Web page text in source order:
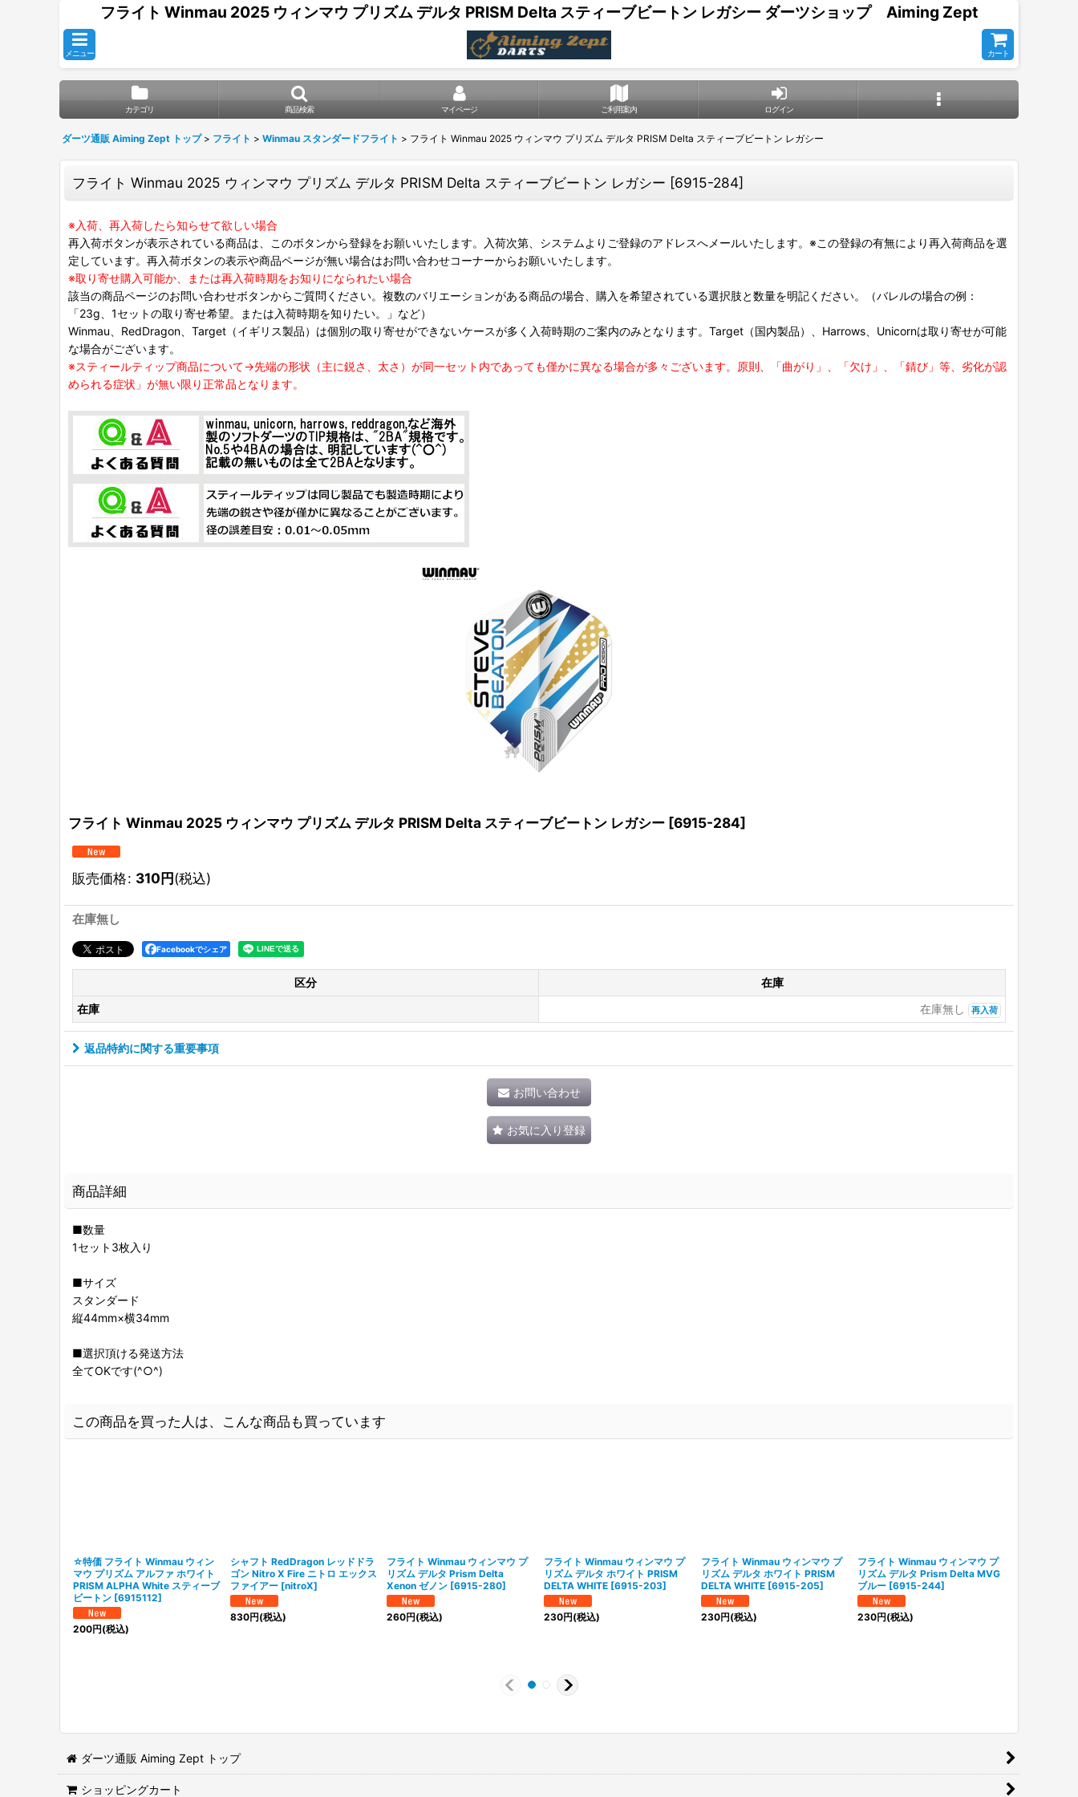
フライト Winmau 2025 ウィンマウ プリズム デルタ PRISM Delta スティーブビートン レガシー ダーツショップ Aiming Zept
メニュー カート
カテゴリ 商品検索 マイページ ご利用案内 ログイン
ダーツ通販 Aiming Zept トップ > フライト > Winmau スタンダードフライト > フライト Winmau 2025 ウィンマウ プリズム デルタ PRISM Delta スティーブビートン レガシー
フライト Winmau 2025 ウィンマウ プリズム デルタ PRISM Delta スティーブビートン レガシー [6915-284]
※入荷、再入荷したら知らせて欲しい場合
再入荷ボタンが表示されている商品は、このボタンから登録をお願いいたします。入荷次第、システムよりご登録のアドレスへメールいたします。※この登録の有無により再入荷商品を選
定しています。再入荷ボタンの表示や商品ページが無い場合はお問い合わせコーナーからお願いいたします。
※取り寄せ購入可能か、または再入荷時期をお知りになられたい場合
該当の商品ページのお問い合わせボタンからご質問ください。複数のバリエーションがある商品の場合、購入を希望されている選択肢と数量を明記ください。（バレルの場合の例：
「23g、1セットの取り寄せ希望。または入荷時期を知りたい。」など）
Winmau、RedDragon、Target（イギリス製品）は個別の取り寄せができないケースが多く入荷時期のご案内のみとなります。Target（国内製品）、Harrows、Unicornは取り寄せが可能
な場合がございます。
※スティールティップ商品について→先端の形状（主に鋭さ、太さ）が同一セット内であっても僅かに異なる場合が多々ございます。原則、「曲がり」、「欠け」、「錆び」等、劣化が認
められる症状」が無い限り正常品となります。
フライト Winmau 2025 ウィンマウ プリズム デルタ PRISM Delta スティーブビートン レガシー [6915-284]
販売価格: 310円(税込)
在庫無し
Facebookでシェア
区分
在庫
在庫
在庫無し 再入荷
返品特約に関する重要事項
お問い合わせ
お気に入り登録
商品詳細
■数量
1セット3枚入り
■サイズ
スタンダード
縦44mm×横34mm
■選択頂ける発送方法
全てOKです(^○^)
この商品を買った人は、こんな商品も買っています
☆特価 フライト Winmau ウィン
マウ プリズム アルファ ホワイト
PRISM ALPHA White スティーブ
ビートン [6915112]
200円(税込)
シャフト RedDragon レッドドラ
ゴン Nitro X Fire ニトロ エックス
ファイアー [nitroX]
830円(税込)
フライト Winmau ウィンマウ プ
リズム デルタ Prism Delta
Xenon ゼノン [6915-280]
260円(税込)
フライト Winmau ウィンマウ プ
リズム デルタ ホワイト PRISM
DELTA WHITE [6915-203]
230円(税込)
フライト Winmau ウィンマウ プ
リズム デルタ ホワイト PRISM
DELTA WHITE [6915-205]
230円(税込)
フライト Winmau ウィンマウ プ
リズム デルタ Prism Delta MVG
ブルー [6915-244]
230円(税込)
ダーツ通販 Aiming Zept トップ
ショッピングカート